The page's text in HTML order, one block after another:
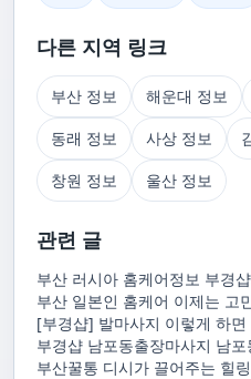
다른 지역 링크
부산 정보 해운대 정보
동래 정보
사상 정보
창원 정보
울산 정보
관련 글
부산 러시아 홈케어정보 부경
부산 일본인 홈케어 이제는 고
[부경샵] 발마사지 이렇게 하
부경샵 남포동출장마사지 남
남포동홈마사지 남포동마사지
부산꿀통 디시가 끌어주는 힐